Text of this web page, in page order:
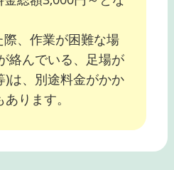
際、作業が困難な場
絡んでいる、足場が
)は、別途料金がかか
ります。